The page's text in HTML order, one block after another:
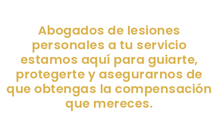
Abogados de lesiones
personales a tu servicio
estamos aquí para guiarte,
protegerte y asegurarnos de
que obtengas la compensación
que mereces.